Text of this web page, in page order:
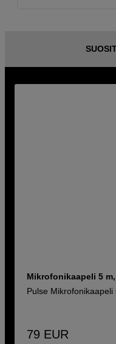
Mikrofonikaapeli 5
Pulse
79 EUR